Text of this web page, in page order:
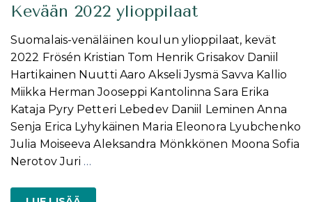
Kevään 2022 ylioppilaat
Suomalais-venäläinen koulun ylioppilaat, kevät
2022 Frösén Kristian Tom Henrik Grisakov Daniil
Hartikainen Nuutti Aaro Akseli Jysmä Savva Kallio
Miikka Herman Jooseppi Kantolinna Sara Erika
Kataja Pyry Petteri Lebedev Daniil Leminen Anna
Senja Erica Lyhykäinen Maria Eleonora Lyubchenko
Julia Moiseeva Aleksandra Mönkkönen Moona Sofia
Nerotov Juri …